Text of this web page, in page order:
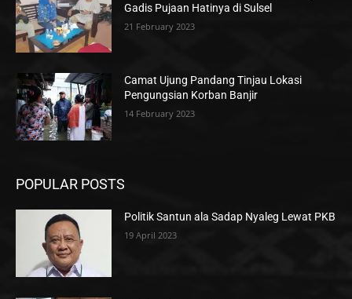
Gadis Pujaan Hatinya di Sulsel
21 February 2023
Camat Ujung Pandang Tinjau Lokasi
Pengungsian Korban Banjir
14 February 2023
POPULAR POSTS
Politik Santun ala Sadap Nyaleg Lewat PKB
19 April 2023